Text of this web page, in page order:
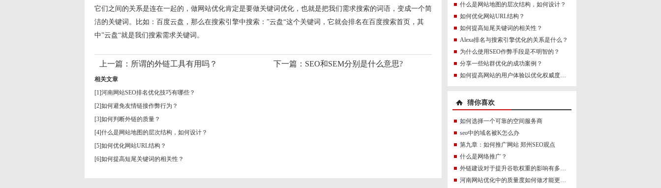
它们之间的关系是连在一起的，做网站优化肯定是要做关键词优化，也就是把我们需求搜索的词语，变成一个简
洁的关键词。比如：百度云盘，那么在搜索引擎中搜索：”云盘“这个关键词，它就会排名在百度搜索首页，其
中”云盘“就是我们搜索需求关键词。
上一篇： 所谓的外链工具有用吗？ 下一篇： SEO和SEM分别是什么意思?
相关文章
[1]河南网站SEO排名优化技巧有哪些？
[2]如何避免友情链接作弊行为？
[3]如何判断外链的质量？
[4]什么是网站地图的层次结构，如何设计？
[5]如何优化网站URL结构？
[6]如何提高短尾关键词的相关性？
什么是网站地图的层次结构，如何设计？
如何优化网站URL结构？
如何提高短尾关键词的相关性？
Alexa排名与搜索引擎优化的关系是什么？
为什么使用SEO作弊手段是不明智的？
分享一些站群优化的成功案例？
如何提高网站的用户体验以优化权威度讯号？
猜你喜欢
如何选择一个可靠的空间服务商
seo中的域名被K怎么办
第九章：如何推广网站 郑州SEO观点
什么是网络推广？
外链建设对于提升谷歌权重的影响有多大？
河南网站优化中的质量度如何做才能更符合SEO规则呢?